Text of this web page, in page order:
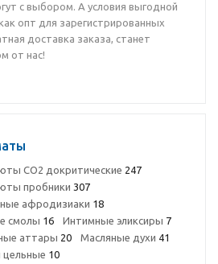
с выбором. А условия выгодной
опт для зарегистрированных
доставка заказа, станет
от нас!
CO2 докритические 247
пробники 307
афродизиаки 18
смолы 16 Интимные эликсиры 7
аттары 20 Масляные духи 41
10